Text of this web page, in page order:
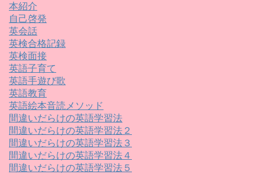
本紹介
自己啓発
英会話
英検合格記録
英検面接
英語子育て
英語手遊び歌
英語教育
英語絵本音読メソッド
間違いだらけの英語学習法
間違いだらけの英語学習法２
間違いだらけの英語学習法３
間違いだらけの英語学習法４
間違いだらけの英語学習法５